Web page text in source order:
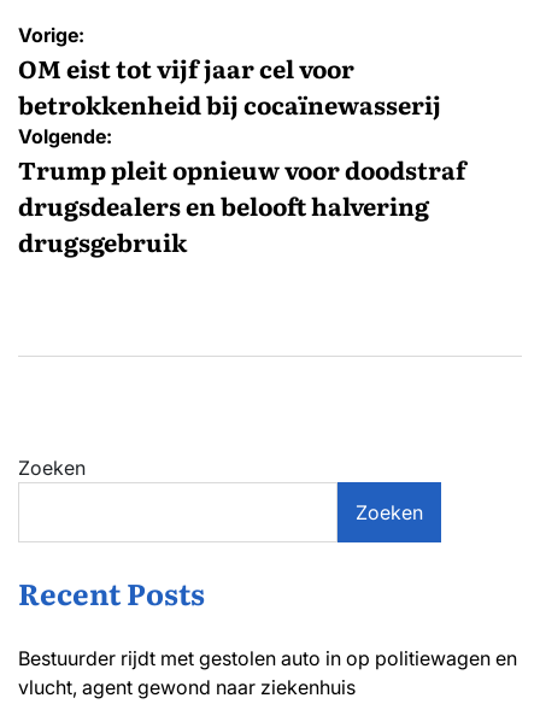
Bericht
navigatie
Vorige:
OM eist tot vijf jaar cel voor
betrokkenheid bij cocaïnewasserij
Volgende:
Trump pleit opnieuw voor doodstraf
drugsdealers en belooft halvering
drugsgebruik
Zoeken
Zoeken
Recent Posts
Bestuurder rijdt met gestolen auto in op politiewagen en
vlucht, agent gewond naar ziekenhuis